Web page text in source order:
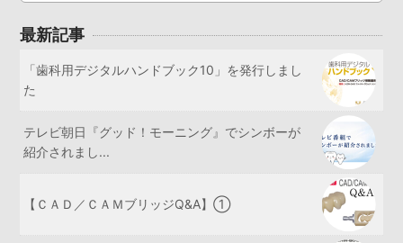
最新記事
「歯科用デジタルハンドブック10」を発行しまし
た
テレビ朝日『グッド！モーニング』でシンボーが
紹介されまし...
【ＣＡＤ／ＣＡＭブリッジQ&A】①